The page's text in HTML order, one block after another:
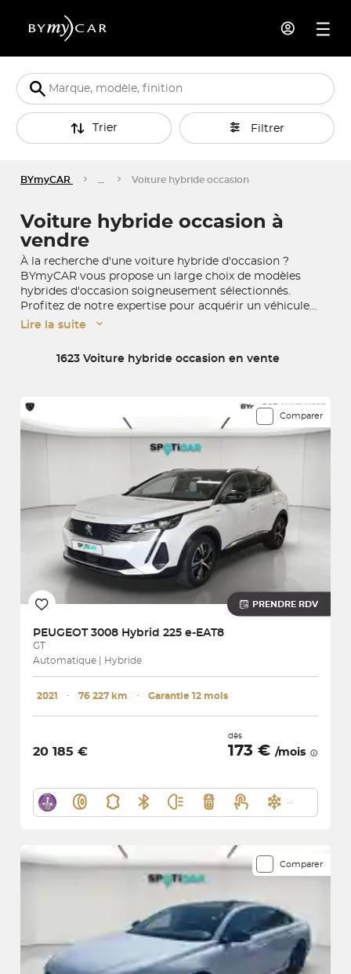
Trier Filtrer
BYmyCAR Voiture hybride occasion
Voiture hybride occasion à
vendre
À la recherche d'une voiture hybride d'occasion ?
BYmyCAR vous propose un large choix de modèles
hybrides d'occasion soigneusement sélectionnés.
Profitez de notre expertise pour acquérir un véhicule
écologique et économique, disponible dans nos
livraison de votre voiture hybride partout en France !
Lire la suite
1623 Voiture hybride occasion en vente
Comparer
PRENDRE RDV
PEUGEOT 3008 Hybrid 225 e-EAT8
GT
Automatique | Hybride
2021 ･ 76 227 km ･ Garantie 12 mois
20 185 €
dès
173 € /mois
Comparer